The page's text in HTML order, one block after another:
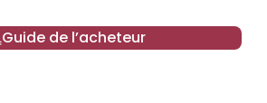
Guide de l’acheteur